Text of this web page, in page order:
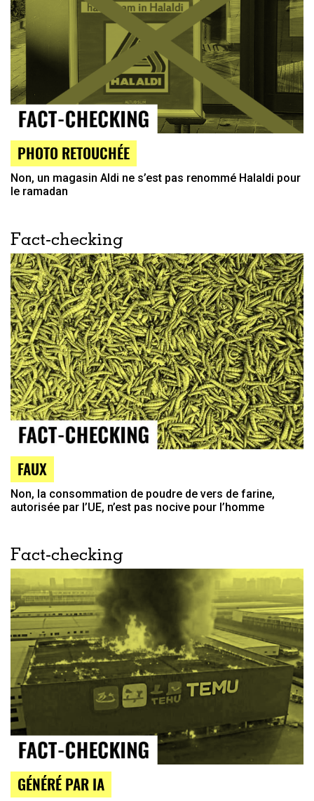
PHOTO RETOUCHÉE
Non, un magasin Aldi ne s’est pas renommé Halaldi pour
le ramadan
Fact-checking
FAUX
Non, la consommation de poudre de vers de farine,
autorisée par l’UE, n’est pas nocive pour l’homme
Fact-checking
GÉNÉRÉ PAR IA